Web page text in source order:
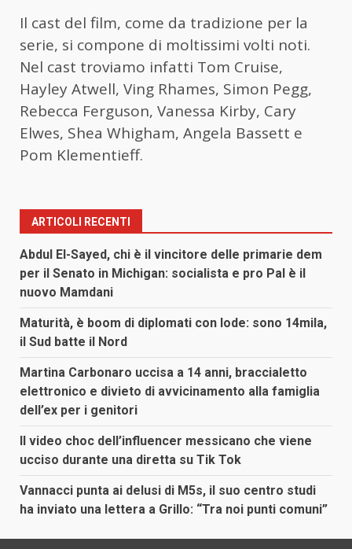
Il cast del film, come da tradizione per la
serie, si compone di moltissimi volti noti.
Nel cast troviamo infatti Tom Cruise,
Hayley Atwell, Ving Rhames, Simon Pegg,
Rebecca Ferguson, Vanessa Kirby, Cary
Elwes, Shea Whigham, Angela Bassett e
Pom Klementieff.
ARTICOLI RECENTI
Abdul El-Sayed, chi è il vincitore delle primarie dem
per il Senato in Michigan: socialista e pro Pal è il
nuovo Mamdani
Maturità, è boom di diplomati con lode: sono 14mila,
il Sud batte il Nord
Martina Carbonaro uccisa a 14 anni, braccialetto
elettronico e divieto di avvicinamento alla famiglia
dell’ex per i genitori
Il video choc dell’influencer messicano che viene
ucciso durante una diretta su Tik Tok
Vannacci punta ai delusi di M5s, il suo centro studi
ha inviato una lettera a Grillo: “Tra noi punti comuni”